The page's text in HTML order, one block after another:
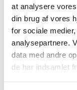
at analysere
din brug af vores
for sociale
analysepartnere.
data med andre
de har indsamlet
DKK19,00